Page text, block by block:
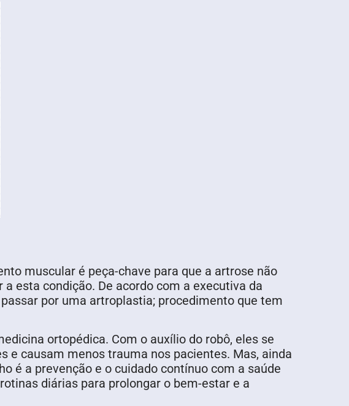
muscular é peça-chave para que a artrose não
esta condição. De acordo com a executiva da
por uma artroplastia; procedimento que tem
ortopédica. Com o auxílio do robô, eles se
e causam menos trauma nos pacientes. Mas, ainda
é a prevenção e o cuidado contínuo com a saúde
diárias para prolongar o bem-estar e a